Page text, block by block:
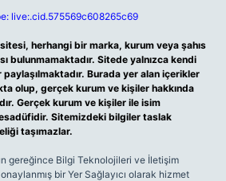
live:.cid.575569c608265c69
herhangi bir marka, kurum veya şahıs
bulunmamaktadır. Sitede yalnızca kendi
paylaşılmaktadır. Burada yer alan içerikler
olup, gerçek kurum ve kişiler hakkında
Gerçek kurum ve kişiler ile isim
Sitemizdeki bilgiler taslak
taşımazlar.
gereğince Bilgi Teknolojileri ve İletişim
bir Yer Sağlayıcı olarak hizmet